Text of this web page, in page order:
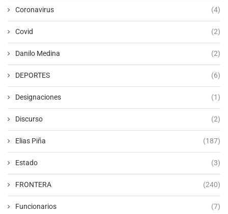
Coronavirus (4)
Covid (2)
Danilo Medina (2)
DEPORTES (6)
Designaciones (1)
Discurso (2)
Elias Piña (187)
Estado (3)
FRONTERA (240)
Funcionarios (7)